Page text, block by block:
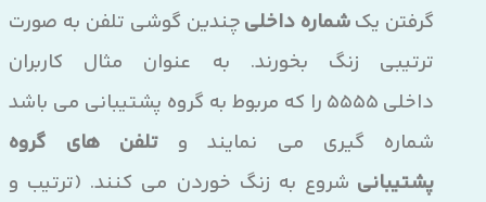
گرفتن یکشماره داخلیچندین گوشی تلفن به صورت
ترتیبی زنگ بخورند. به عنوان مثال کاربران
داخلی 5555 را که مربوط به گروه پشتیبانی می باشد
شماره گیری می نمایند و تلفن های گروه
پشتیبانی شروع به زنگ خوردن می کنند. (ترتیب و